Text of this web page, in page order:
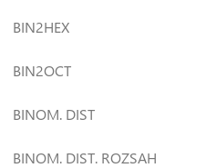
BIN2HEX
BIN2OCT
BINOM. DIST
BINOM. DIST. ROZSAH